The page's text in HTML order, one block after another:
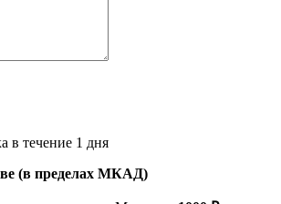
в течение 1 дня
(в пределах МКАД)